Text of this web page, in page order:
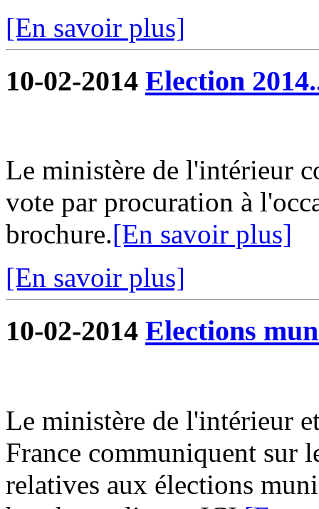
[En savoir plus]
10-02-2014 Election
Le ministère de l'intérieur
vote par procuration à
brochure.[En savoir plus]
[En savoir plus]
10-02-2014 Elections
Le ministère de l'intérieur
France communiquent sur
relatives aux élections